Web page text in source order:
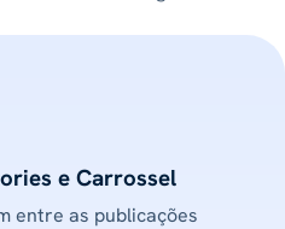
e Carrossel
entre as publicações